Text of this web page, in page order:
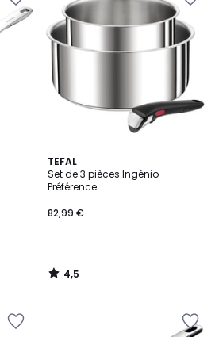
TEFAL
Set de 3 pièces Ingénio
Préférence
82,99 €
4,5
/ 5
4,5
/